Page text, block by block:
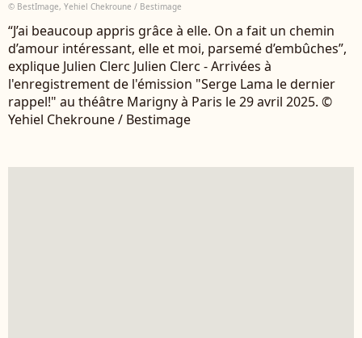
© BestImage, Yehiel Chekroune / Bestimage
“J’ai beaucoup appris grâce à elle. On a fait un chemin
d’amour intéressant, elle et moi, parsemé d’embûches”,
explique Julien Clerc Julien Clerc - Arrivées à
l'enregistrement de l'émission "Serge Lama le dernier
rappel!" au théâtre Marigny à Paris le 29 avril 2025. ©
Yehiel Chekroune / Bestimage